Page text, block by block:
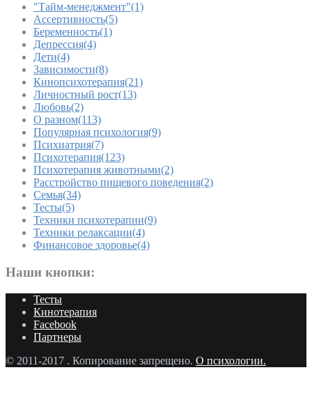
"Тайм-менеджмент"(1)
Ассертивность(5)
Беременность(1)
Депрессия(4)
Дети(4)
Зависимости(8)
Кинопсихотерапия(21)
Личностный рост(13)
Любовь(2)
О разном(113)
Популярная психология(9)
Психиатрия(7)
Психотерапия(123)
Психотерапия животными(2)
Расстройство пищевого поведения(2)
Семья(34)
Тесты(5)
Техники психотерапии(9)
Техники релаксации(4)
Финансовое здоровье(4)
Наши кнопки:
Тесты
Кинотерапия
Facebook
Партнеры
© 2011-2017 . Копирование запрещено. О психологии.